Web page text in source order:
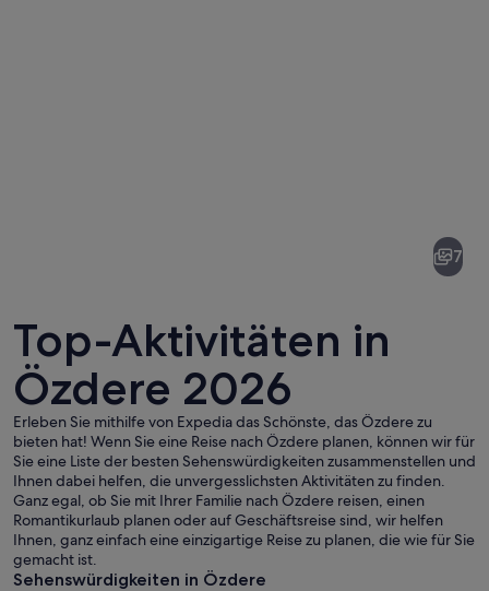
Ein Strand mit Liegestühlen und
7
Top-Aktivitäten in
Özdere 2026
Erleben Sie mithilfe von Expedia das Schönste, das Özdere zu
bieten hat! Wenn Sie eine Reise nach Özdere planen, können wir für
Sie eine Liste der besten Sehenswürdigkeiten zusammenstellen und
Ihnen dabei helfen, die unvergesslichsten Aktivitäten zu finden.
Ganz egal, ob Sie mit Ihrer Familie nach Özdere reisen, einen
Romantikurlaub planen oder auf Geschäftsreise sind, wir helfen
Ihnen, ganz einfach eine einzigartige Reise zu planen, die wie für Sie
gemacht ist.
Sehenswürdigkeiten in Özdere